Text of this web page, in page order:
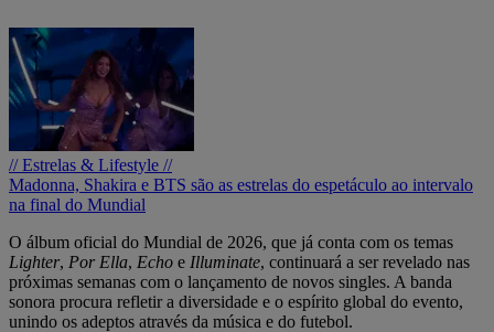
// Estrelas & Lifestyle //
Madonna, Shakira e BTS são as estrelas do espetáculo ao intervalo
na final do Mundial
O álbum oficial do Mundial de 2026, que já conta com os temas
Lighter, Por Ella, Echo e Illuminate, continuará a ser revelado nas
próximas semanas com o lançamento de novos singles. A banda
sonora procura refletir a diversidade e o espírito global do evento,
unindo os adeptos através da música e do futebol.